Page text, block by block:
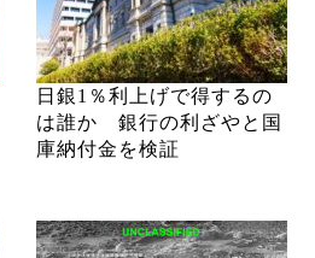
日銀1％利上げで得するの
は誰か 銀行の利ざやと国
庫納付金を検証